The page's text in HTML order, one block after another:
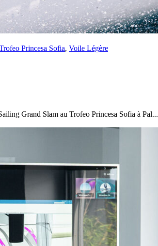
Gitana 17 devient Actual Ultim 4
Princesa Sofia, Voile Légère
Grand Slam au Trofeo Princesa Sofia à Pal...